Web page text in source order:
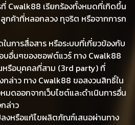
Cwalk88 เรียกร้องทั้งหมดที่เกิดขึ้น
กค้าที่หลอกลวง ทุจริต หรือจากการก
การสื่อสาร หรือระบบที่เกี่ยวข้องกับ
บอื่นๆของซอฟต์แวร์ ทาง Cwalk88
รือบุคคลที่สาม (3rd party) ที่
ล่าว ทาง Cwalk88 ขอสงวนสิทธิ์ใน
ดออกจากเว็บไซต์และดำเนินการอื่น
ล่าว
งหรือแก้ไขผลิตภัณฑ์เสนอผ่านทาง